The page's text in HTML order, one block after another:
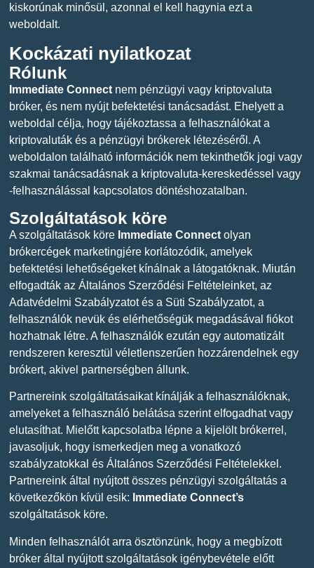
kiskorúnak minősül, azonnal el kell hagynia ezt a
weboldalt.
Kockázati nyilatkozat
Rólunk
Immediate Connect nem pénzügyi vagy kriptovaluta
bróker, és nem nyújt befektetési tanácsadást. Ehelyett a
weboldal célja, hogy tájékoztassa a felhasználókat a
kriptovaluták és a pénzügyi brókerek létezéséről. A
weboldalon található információk nem tekinthetők jogi vagy
szakmai tanácsadásnak a kriptovaluta-kereskedéssel vagy
-felhasználással kapcsolatos döntéshozatalban.
Szolgáltatások köre
A szolgáltatások köre Immediate Connect olyan
brókercégek marketingjére korlátozódik, amelyek
befektetési lehetőségeket kínálnak a látogatóknak. Miután
elfogadták az Általános Szerződési Feltételeinket, az
Adatvédelmi Szabályzatot és a Süti Szabályzatot, a
felhasználók nevük és elérhetőségük megadásával fiókot
hozhatnak létre. A felhasználók ezután egy automatizált
rendszeren keresztül véletlenszerűen hozzárendelnek egy
brókert, akivel partnerségben állunk.
Partnereink szolgáltatásaikat kínálják a felhasználóknak,
amelyeket a felhasználó belátása szerint elfogadhat vagy
elutasíthat. Mielőtt kapcsolatba lépne a kijelölt brókerrel,
javasoljuk, hogy ismerkedjen meg a vonatkozó
szabályzatokkal és Általános Szerződési Feltételekkel.
Partnereink által nyújtott összes pénzügyi szolgáltatás a
következőkön kívül esik: Immediate Connect’s
szolgáltatások köre.
Minden felhasználót arra ösztönzünk, hogy a megbízott
bróker által nyújtott szolgáltatások igénybevétele előtt